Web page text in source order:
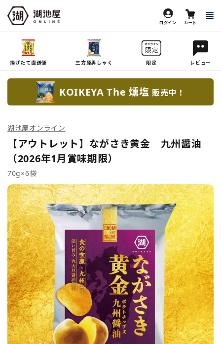
ログイン カート
揚げたて直送便 三方原男しゃく 限定 レビュー
KOIKEYA The 燻塩 販売中！
湖池屋オンライン
【アウトレット】ながさき黄金 九州醤油
（2026年1月賞味期限）
70g×6袋